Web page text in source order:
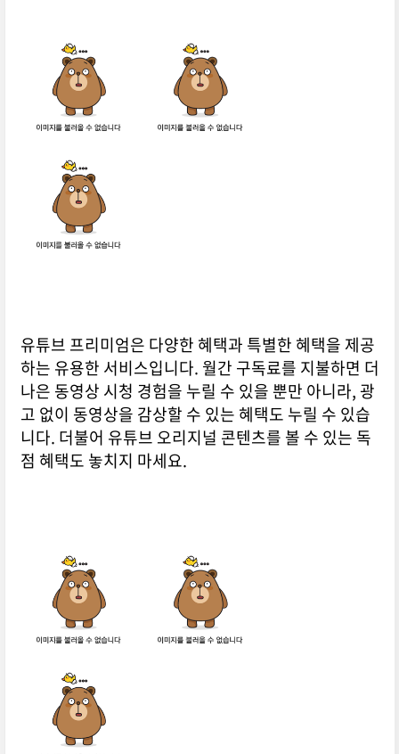
유튜브 프리미엄은 다양한 혜택과 특별한 혜택을 제공
하는 유용한 서비스입니다. 월간 구독료를 지불하면 더
나은 동영상 시청 경험을 누릴 수 있을 뿐만 아니라, 광
고 없이 동영상을 감상할 수 있는 혜택도 누릴 수 있습
니다. 더불어 유튜브 오리지널 콘텐츠를 볼 수 있는 독
점 혜택도 놓치지 마세요.